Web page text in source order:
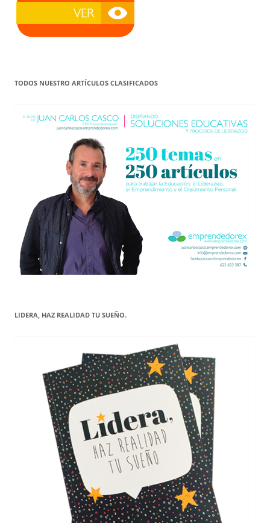
TODOS NUESTRO ARTÍCULOS CLASIFICADOS
LIDERA, HAZ REALIDAD TU SUEÑO.